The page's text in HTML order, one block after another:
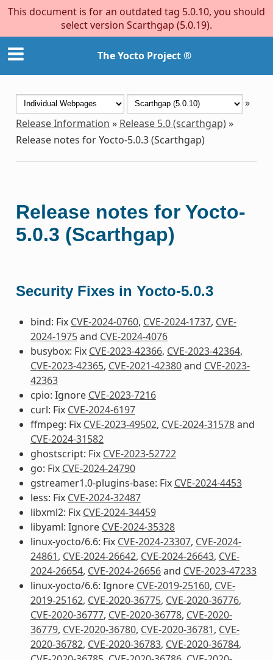
This document is for an outdated tag 5.0.10, you should
select version Scarthgap (5.0.19).
The Yocto Project ®
»
Release Information » Release 5.0 (scarthgap)»
Release notes for Yocto-5.0.3 (Scarthgap)
Release notes for Yocto-
5.0.3 (Scarthgap)
Security Fixes in Yocto-5.0.3
bind: Fix CVE-2024-0760, CVE-2024-1737, CVE-
2024-1975and CVE-2024-4076
busybox: Fix CVE-2023-42366, CVE-2023-42364,
CVE-2023-42365, CVE-2021-42380and CVE-2023-
42363
cpio: Ignore CVE-2023-7216
curl: Fix CVE-2024-6197
ffmpeg: Fix CVE-2023-49502, CVE-2024-31578and
CVE-2024-31582
ghostscript: Fix CVE-2023-52722
go: Fix CVE-2024-24790
gstreamer1.0-plugins-base: Fix CVE-2024-4453
less: Fix CVE-2024-32487
libxml2: Fix CVE-2024-34459
libyaml: Ignore CVE-2024-35328
linux-yocto/6.6: Fix CVE-2024-23307, CVE-2024-
24861, CVE-2024-26642, CVE-2024-26643, CVE-
2024-26654, CVE-2024-26656and CVE-2023-47233
linux-yocto/6.6: Ignore CVE-2019-25160, CVE-
2019-25162, CVE-2020-36775, CVE-2020-36776,
CVE-2020-36777, CVE-2020-36778, CVE-2020-
36779, CVE-2020-36780, CVE-2020-36781, CVE-
2020-36782, CVE-2020-36783, CVE-2020-36784,